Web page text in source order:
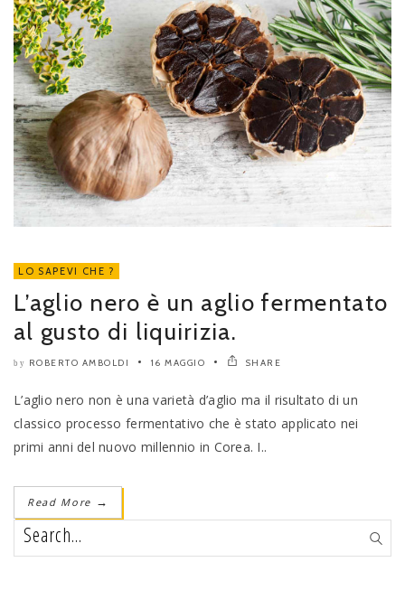
LO SAPEVI CHE ?
L’aglio nero è un aglio fermentato
al gusto di liquirizia.
by ROBERTO AMBOLDI 16 MAGGIO SHARE
L’aglio nero non è una varietà d’aglio ma il risultato di un
classico processo fermentativo che è stato applicato nei
primi anni del nuovo millennio in Corea. I..
Read More →